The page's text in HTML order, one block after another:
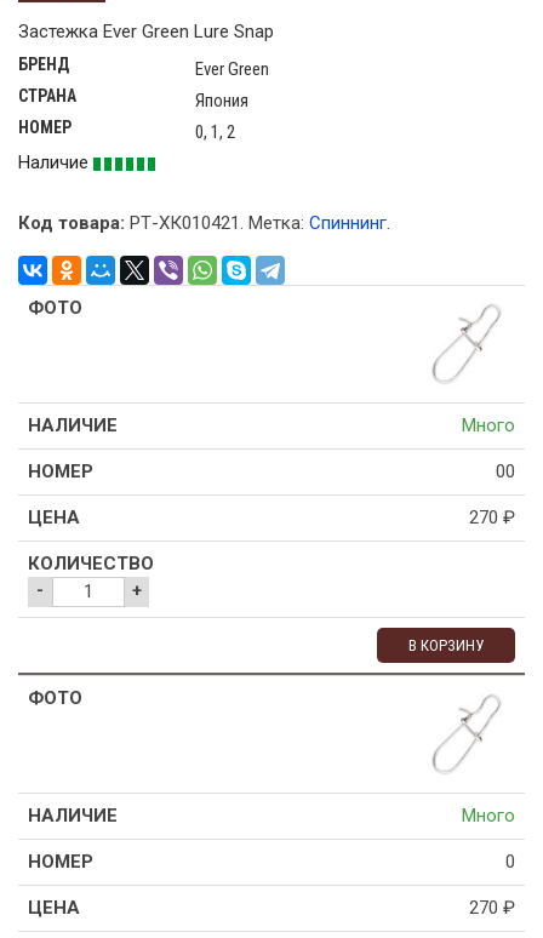
Застежка Ever Green Lure Snap
БРЕНД Ever Green
СТРАНА Япония
НОМЕР
0, 1, 2
Наличие
Код товара: РТ-ХК010421. Метка: Спиннинг.
Много
00
270 ₽
- +
В КОРЗИНУ
Много
0
270 ₽